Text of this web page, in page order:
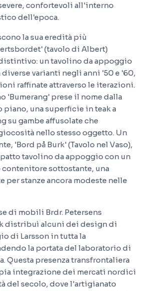
confortevoli all'interno
dell'epoca.
la sua eredità più
(tavolo di Albert)
un tavolino da appoggio
varianti negli anni '50 e '60,
raffinate attraverso le iterazioni.
'Bumerang' prese il nome dalla
piano, una superficie in teak a
su gambe affusolate che
nello stesso oggetto. Un
'Bord på Burk' (Tavolo nel Vaso),
tavolino da appoggio con un
sottostante, una
per stanze ancora modeste nelle
di mobili Brdr. Petersens
distribuì alcuni dei design di
di Larsson in tutta la
la portata del laboratorio di
Questa presenza transfrontaliera
integrazione dei mercati nordici
del secolo, dove l'artigianato